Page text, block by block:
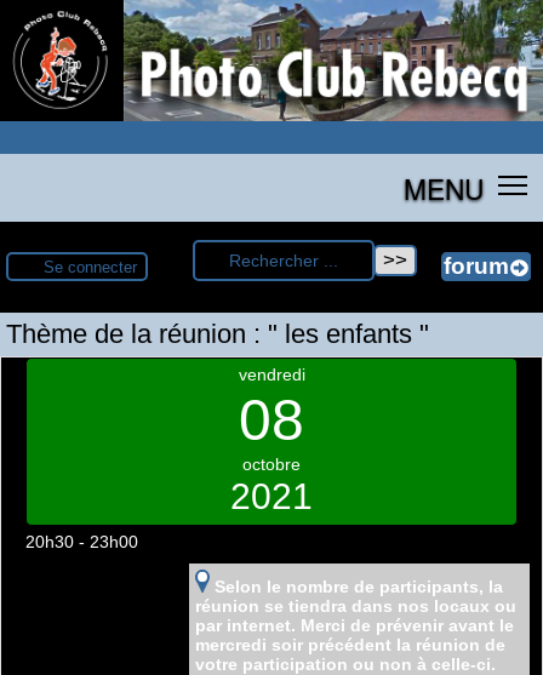
MENU
Se connecter
Thème de la réunion : " les enfants "
vendredi
08
octobre
2021
20h30 - 23h00
Selon le nombre de participants, la
réunion se tiendra dans nos locaux ou
par internet. Merci de prévenir avant le
mercredi soir précédent la réunion de
votre participation ou non à celle-ci.